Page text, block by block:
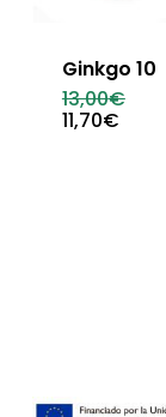
Ginkgo 10
13,00€El
11,70€El